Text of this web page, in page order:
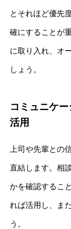
とそれほど優先
確にすることが
に取り入れ、オ
しょう。
コミュニケ
活用
上司や先輩との
直結します。相
かを確認するこ
れば活用し、ま
う。